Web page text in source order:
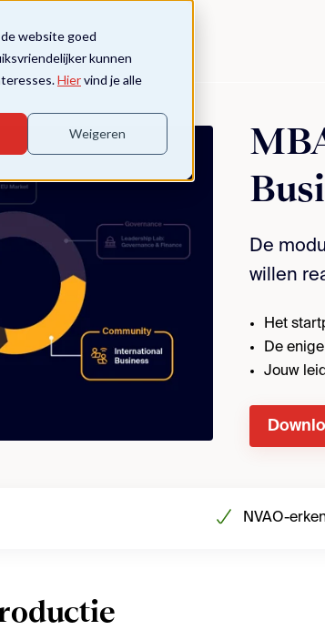
website goed
kunnen
Hiervind je alle
Weigeren
De
willen
Het
De
Jouw
NVAO-